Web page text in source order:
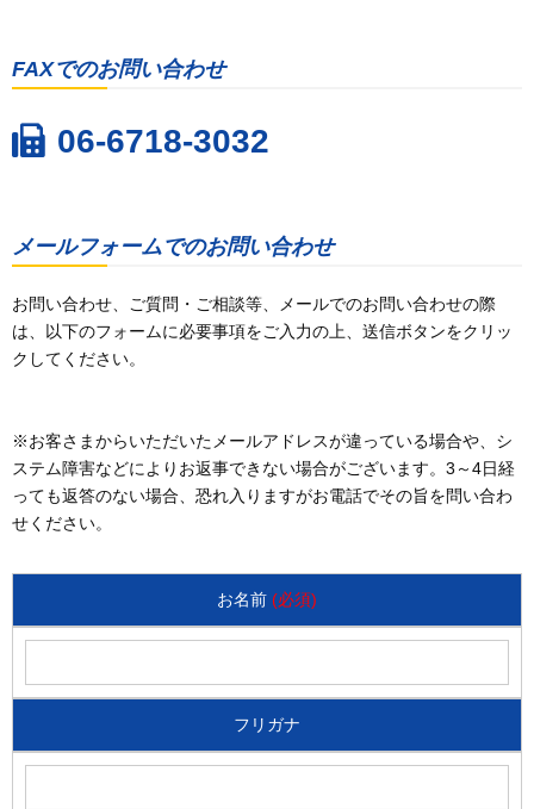
FAXでのお問い合わせ
06-6718-3032
メールフォームでのお問い合わせ
お問い合わせ、ご質問・ご相談等、メールでのお問い合わせの際
は、以下のフォームに必要事項をご入力の上、送信ボタンをクリッ
クしてください。
※お客さまからいただいたメールアドレスが違っている場合や、シ
ステム障害などによりお返事できない場合がございます。3～4日経
っても返答のない場合、恐れ入りますがお電話でその旨を問い合わ
せください。
お名前 (必須)
フリガナ